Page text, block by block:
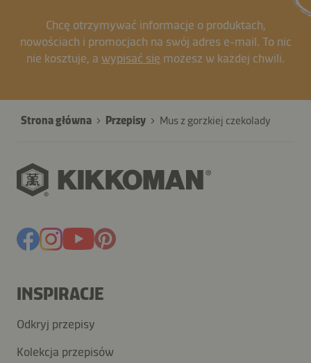
Chcę otrzymywać informacje o produktach,
nowościach i promocjach na swój adres e-mail. To nic
nie kosztuje, a wypisać się możesz w każdej chwili.
Strona główna Przepisy Mus z gorzkiej czekolady
INSPIRACJE
Odkryj przepisy
Kolekcja przepisów